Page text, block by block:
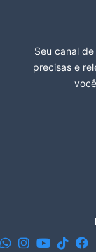
Seu canal
precisas e